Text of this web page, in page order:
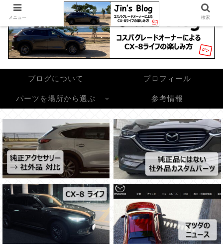
ブログについて プロフィール
パーツを場所から選ぶ 参考情報
メニュー 検索